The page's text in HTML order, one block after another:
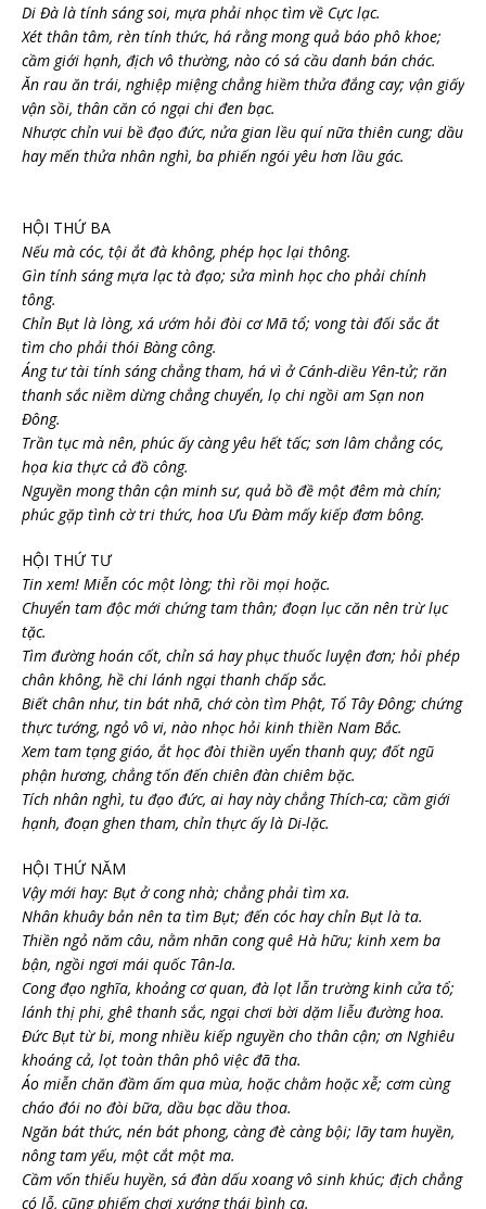
Di Đà là tính sáng soi, mựa phải nhọc tìm về Cực lạc.
Xét thân tâm, rèn tính thức, há rằng mong quả báo phô khoe;
cầm giới hạnh, địch vô thường, nào có sá cầu danh bán chác.
Ăn rau ăn trái, nghiệp miệng chẳng hiềm thửa đắng cay; vận giấy
vận sồi, thân căn có ngại chi đen bạc.
Nhược chỉn vui bề đạo đức, nửa gian lều quí nữa thiên cung; dầu
hay mến thửa nhân nghì, ba phiến ngói yêu hơn lầu gác.
HỘI THỨ BA
Nếu mà cóc, tội ắt đà không, phép học lại thông.
Gìn tính sáng mựa lạc tà đạo; sửa mình học cho phải chính
tông.
Chỉn Bụt là lòng, xá ướm hỏi đòi cơ Mã tổ; vong tài đối sắc ắt
tìm cho phải thói Bàng công.
Áng tư tài tính sáng chẳng tham, há vì ở Cánh-diều Yên-tử; răn
thanh sắc niềm dừng chẳng chuyển, lọ chi ngồi am Sạn non
Đông.
Trần tục mà nên, phúc ấy càng yêu hết tấc; sơn lâm chẳng cóc,
họa kia thực cả đồ công.
Nguyền mong thân cận minh sư, quả bồ đề một đêm mà chín;
phúc gặp tình cờ tri thức, hoa Ưu Đàm mấy kiếp đơm bông.
HỘI THỨ TƯ
Tin xem! Miễn cóc một lòng; thì rồi mọi hoặc.
Chuyển tam độc mới chứng tam thân; đoạn lục căn nên trừ lục
tặc.
Tìm đường hoán cốt, chỉn sá hay phục thuốc luyện đơn; hỏi phép
chân không, hề chi lánh ngại thanh chấp sắc.
Biết chân như, tin bát nhã, chớ còn tìm Phật, Tổ Tây Đông; chứng
thực tướng, ngỏ vô vi, nào nhọc hỏi kinh thiền Nam Bắc.
Xem tam tạng giáo, ắt học đòi thiền uyển thanh quy; đốt ngũ
phận hương, chẳng tốn đến chiên đàn chiêm bặc.
Tích nhân nghì, tu đạo đức, ai hay này chẳng Thích-ca; cầm giới
hạnh, đoạn ghen tham, chỉn thực ấy là Di-lặc.
HỘI THỨ NĂM
Vậy mới hay: Bụt ở cong nhà; chẳng phải tìm xa.
Nhân khuây bản nên ta tìm Bụt; đến cóc hay chỉn Bụt là ta.
Thiền ngỏ năm câu, nằm nhãn cong quê Hà hữu; kinh xem ba
bận, ngồi ngơi mái quốc Tân-la.
Cong đạo nghĩa, khoảng cơ quan, đà lọt lẫn trường kinh cửa tổ;
lánh thị phi, ghê thanh sắc, ngại chơi bời dặm liễu đường hoa.
Đức Bụt từ bi, mong nhiều kiếp nguyền cho thân cận; ơn Nghiêu
khoáng cả, lọt toàn thân phô việc đã tha.
Áo miễn chăn đầm ấm qua mùa, hoặc chằm hoặc xễ; cơm cùng
cháo đói no đòi bữa, dầu bạc dầu thoa.
Ngăn bát thức, nén bát phong, càng đè càng bội; lãy tam huyền,
nông tam yếu, một cắt một ma.
Cầm vốn thiếu huyền, sá đàn dấu xoang vô sinh khúc; địch chẳng
có lỗ, cũng phiếm chơi xướng thái bình ca.